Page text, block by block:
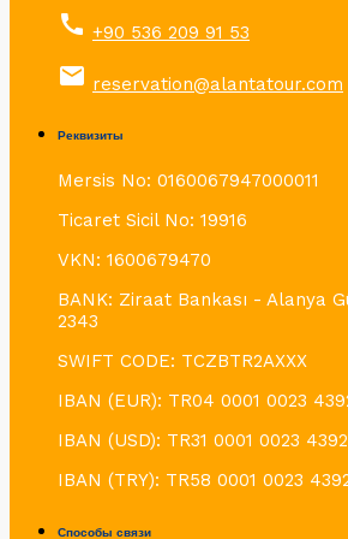
call +90 536 209 91 53
email reservation@alantatour.com
Реквизиты
Mersis No: 0160067947000011
Ticaret Sicil No: 19916
VKN: 1600679470
BANK: Ziraat Bankası - Alanya
2343
SWIFT CODE: TCZBTR2AXXX
IBAN (EUR): TR04 0001 0023
IBAN (USD): TR31 0001 0023
IBAN (TRY): TR58 0001 0023
Способы связи